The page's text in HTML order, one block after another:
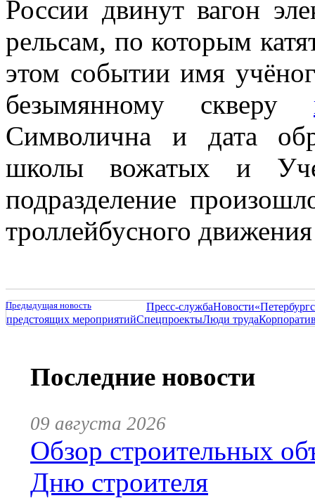
России двинут вагон
рельсам, по которым
этом событии имя
безымянному скверу
Символична и дата
школы вожатых и
подразделение
троллейбусного
Предыдущая новость Пресс-службаНовости
предстоящих мероприятийСпецпроектыЛюди труда
Последние новости
09 августа 2026
Обзор строительных
Дню строителя